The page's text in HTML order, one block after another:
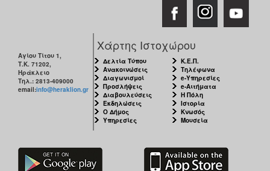
Αγίου Τίτου 1,
Τ.Κ. 71202,
Ηράκλειο
Τηλ.: 2813-409000
email:info@heraklion.gr
Χάρτης Ιστοχώρου
Δελτία Τύπου
Ανακοινώσεις
Διαγωνισμοί
Προσλήψεις
Διαβουλεύσεις
Εκδηλώσεις
Ο Δήμος
Υπηρεσίες
Κ.Ε.Π.
Τηλέφωνα
e-Υπηρεσίες
e-Αιτήματα
Η Πόλη
Ιστορία
Κνωσός
Μουσεία